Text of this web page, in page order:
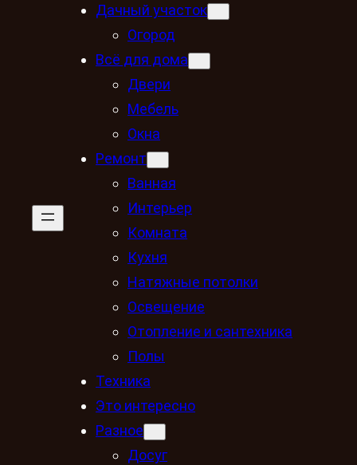
Дачный участок
Огород
Всё для дома
Двери
Мебель
Окна
Ремонт
Ванная
Интерьер
Комната
Кухня
Натяжные потолки
Освещение
Отопление и сантехника
Полы
Техника
Это интересно
Разное
Досуг